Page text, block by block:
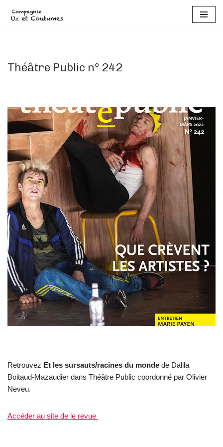
Théâtre Public n° 242
Retrouvez Et les sursauts/racines du monde de Dalila
Boitaud-Mazaudier dans Théâtre Public coordonné par Olivier
Neveu.
Accéder au site de le revue